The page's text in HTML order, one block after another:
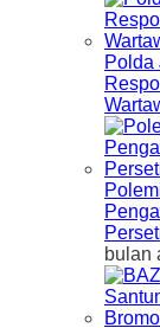
Polda
bulan